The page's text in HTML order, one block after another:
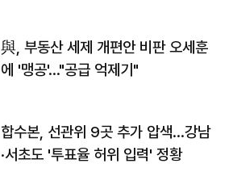
與, 부동산 세제 개편안 비판 오세훈
에 '맹공'…"공급 억제기"
합수본, 선관위 9곳 추가 압색…강남
·서초도 '투표율 허위 입력' 정황